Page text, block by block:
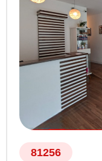
81256